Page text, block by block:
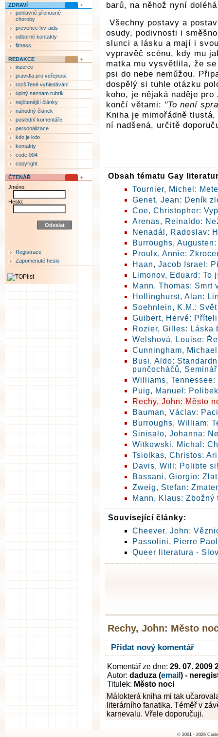
barů, na něhož nyní
Všechny postavy a
osudy, podivnosti i
slunci a lásku a mají i
vypravěč scénu, kdy mu
matka mu vysvětlila, že
psi do nebe nemůžou.
dospělý si tuhle otázku
koho, je nějaká naděje
končí větami: "To není
Kniha je mimořádně
ní nadšená, určitě
Obsah tématu Gay
Tournier, Michel:
Genet, Jean: Deník
Coe, Christopher:
Arenas, Reinaldo:
Nenadál, Radoslav:
Burroughs,
Proulx, Annie:
Haan, Jacob Israel:
Limonov, Eduard: To
Mann, Thomas: Smrt
Hollinghurst, Alan:
Soehnlein, K.M.:
Guibert, Hervé:
Rozier, Gilles: Láska
Welshová, Louise:
Cunningham,
Busi, Aldo:
punčocháčů,
Williams,
Puig, Manuel:
Rechy, John: Město
Bauman, Václav:
Burroughs, William:
Sinisalo, Johanna:
Witkowski, Michal:
Tsiolkas, Christos: Ari
Davis, Will: Polibte
Bassani, Giorgio:
Zweig, Stefan:
Mann, Klaus: Zbožný
Související články:
Cheever, John:
Passolini, Pierre
Queer literatura -
Rechy, John: Město
Přidat nový komentář
Komentář ze dne: 29. 07. 2009
Autor: daduza (email ) -
Titulek: Město noci
Málokterá kniha mi tak
literárního fanatika. Téměř v
karnevalu. Vřele doporučuji.
ZDRAVÍ
pohlavně přenosné
choroby
prevence hiv-aids
odborné kontakty
fitness
REDAKCE
inzerce
pravidla pro veřejnost
rozšířené vyhledávání
úplný seznam rubrik
nejčtenější články
náhodný článek
poslední komentáře
personalizace
kdo je kdo
kontakty
code 004
copyright
ČTENÁŘ
Jméno:
Heslo:
Registrace
Zapomenuté heslo
© 2001 - 2026